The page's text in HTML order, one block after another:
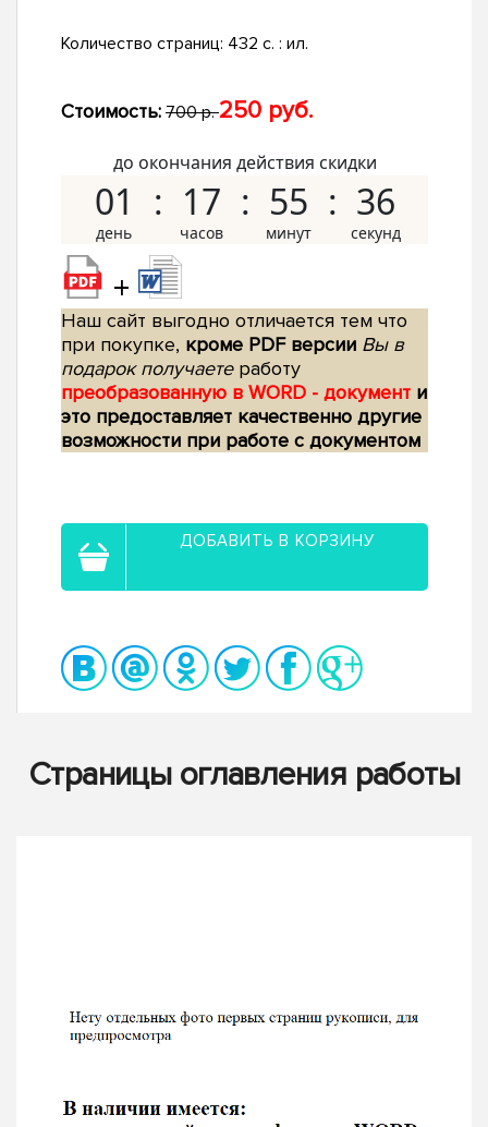
Количество страниц: 432 с. : ил.
Стоимость: 700 р.250 руб.
до окончания действия скидки
01 17 55 35
+
Наш сайт выгодно отличается тем что
при покупке, кроме PDF версии Вы в
подарок получаетеработу
преобразованную в WORD - документ и
это предоставляет качественно другие
возможности при работе с документом
ДОБАВИТЬ В КОРЗИНУ
Страницы оглавления работы